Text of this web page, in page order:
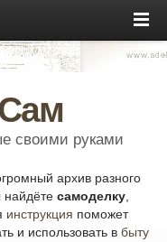
своими руками
архив разного
самоделку
инструкция поможет
и использовать в быту